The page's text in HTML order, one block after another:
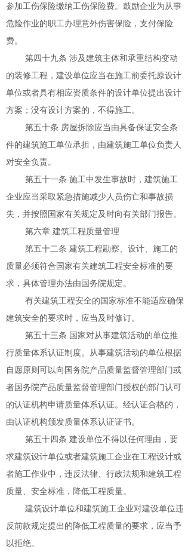
参加工伤保险缴纳工伤保险费。鼓励企业为从事
危险作业的职工办理意外伤害保险，支付保险
费。
第四十九条 涉及建筑主体和承重结构变动
的装修工程，建设单位应当在施工前委托原设计
单位或者具有相应资质条件的设计单位提出设计
方案；没有设计方案的，不得施工。
第五十条 房屋拆除应当由具备保证安全条
件的建筑施工单位承担，由建筑施工单位负责人
对安全负责。
第五十一条 施工中发生事故时，建筑施工
企业应当采取紧急措施减少人员伤亡和事故损
失，并按照国家有关规定及时向有关部门报告。
第六章 建筑工程质量管理
第五十二条 建筑工程勘察、设计、施工的
质量必须符合国家有关建筑工程安全标准的要
求，具体管理办法由国务院规定。
有关建筑工程安全的国家标准不能适应确保
建筑安全的要求时，应当及时修订。
第五十三条 国家对从事建筑活动的单位推
行质量体系认证制度。从事建筑活动的单位根据
自愿原则可以向国务院产品质量监督管理部门或
者国务院产品质量监督管理部门授权的部门认可
的认证机构申请质量体系认证。经认证合格的，
由认证机构颁发质量体系认证证书。
第五十四条 建设单位不得以任何理由，要
求建筑设计单位或者建筑施工企业在工程设计或
者施工作业中，违反法律、行政法规和建筑工程
质量、安全标准，降低工程质量。
建筑设计单位和建筑施工企业对建设单位违
反前款规定提出的降低工程质量的要求，应当予
以拒绝。